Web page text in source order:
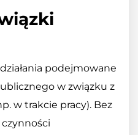
podejmowane
w związku z
w trakcie pracy). Bez
czynności